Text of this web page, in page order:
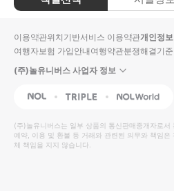
이용약관위치기반서비스 이용약관개인정
여행자보험 가입안내여행약관분쟁해결기준
(주)놀유니버스 사업자 정보
NOL Triple Interpark Global
(주)놀유니버스는 일부 상품의 통신판매중개자로
예약, 이용 및 환불 등 거래와 관련된 의무와 책임은
체 책임을 지지 않습니다.